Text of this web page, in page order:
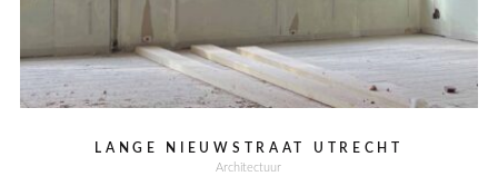
LANGE NIEUWSTRAAT UTRECHT
Architectuur